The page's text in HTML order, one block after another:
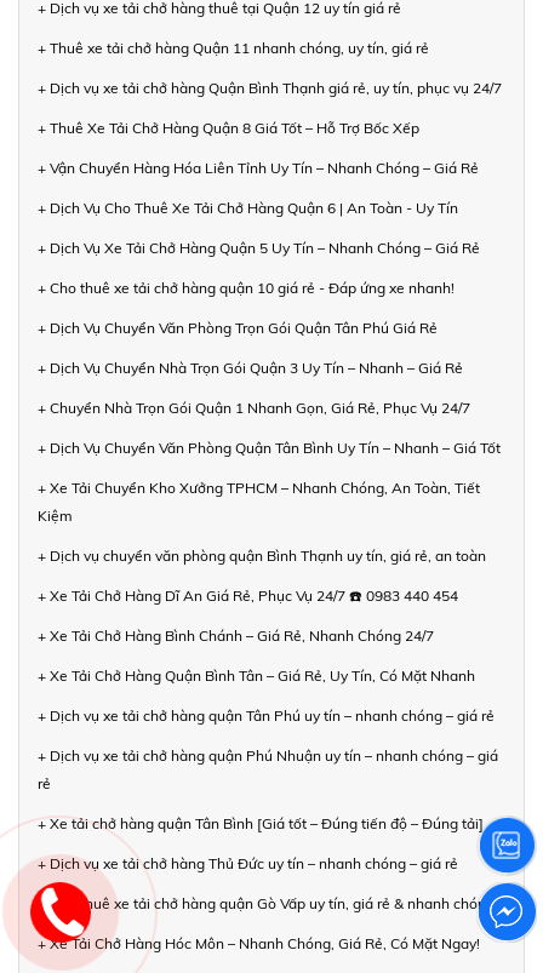
+ Dịch vụ xe tải chở hàng thuê tại Quận 12 uy tín giá rẻ
+ Thuê xe tải chở hàng Quận 11 nhanh chóng, uy tín, giá rẻ
+ Dịch vụ xe tải chở hàng Quận Bình Thạnh giá rẻ, uy tín, phục vụ 24/7
+ Thuê Xe Tải Chở Hàng Quận 8 Giá Tốt – Hỗ Trợ Bốc Xếp
+ Vận Chuyển Hàng Hóa Liên Tỉnh Uy Tín – Nhanh Chóng – Giá Rẻ
+ Dịch Vụ Cho Thuê Xe Tải Chở Hàng Quận 6 | An Toàn - Uy Tín
+ Dịch Vụ Xe Tải Chở Hàng Quận 5 Uy Tín – Nhanh Chóng – Giá Rẻ
+ Cho thuê xe tải chở hàng quận 10 giá rẻ - Đáp ứng xe nhanh!
+ Dịch Vụ Chuyển Văn Phòng Trọn Gói Quận Tân Phú Giá Rẻ
+ Dịch Vụ Chuyển Nhà Trọn Gói Quận 3 Uy Tín – Nhanh – Giá Rẻ
+ Chuyển Nhà Trọn Gói Quận 1 Nhanh Gọn, Giá Rẻ, Phục Vụ 24/7
+ Dịch Vụ Chuyển Văn Phòng Quận Tân Bình Uy Tín – Nhanh – Giá Tốt
+ Xe Tải Chuyển Kho Xưởng TPHCM – Nhanh Chóng, An Toàn, Tiết
Kiệm
+ Dịch vụ chuyển văn phòng quận Bình Thạnh uy tín, giá rẻ, an toàn
+ Xe Tải Chở Hàng Dĩ An Giá Rẻ, Phục Vụ 24/7 ☎️ 0983 440 454
+ Xe Tải Chở Hàng Bình Chánh – Giá Rẻ, Nhanh Chóng 24/7
+ Xe Tải Chở Hàng Quận Bình Tân – Giá Rẻ, Uy Tín, Có Mặt Nhanh
+ Dịch vụ xe tải chở hàng quận Tân Phú uy tín – nhanh chóng – giá rẻ
+ Dịch vụ xe tải chở hàng quận Phú Nhuận uy tín – nhanh chóng – giá
rẻ
+ Xe tải chở hàng quận Tân Bình [Giá tốt – Đúng tiến độ – Đúng tải]
+ Dịch vụ xe tải chở hàng Thủ Đức uy tín – nhanh chóng – giá rẻ
+ Cho thuê xe tải chở hàng quận Gò Vấp uy tín, giá rẻ & nhanh chóng
+ Xe Tải Chở Hàng Hóc Môn – Nhanh Chóng, Giá Rẻ, Có Mặt Ngay!